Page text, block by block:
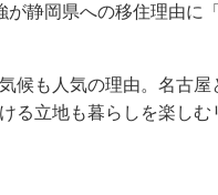
が静岡県への移住理由に
候も人気の理由。名古
る立地も暮らしを楽し